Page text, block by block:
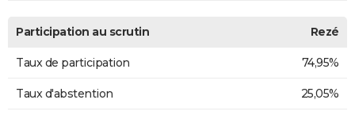
Participation au scrutin Rezé
Taux de participation 74,95%
Taux d'abstention 25,05%